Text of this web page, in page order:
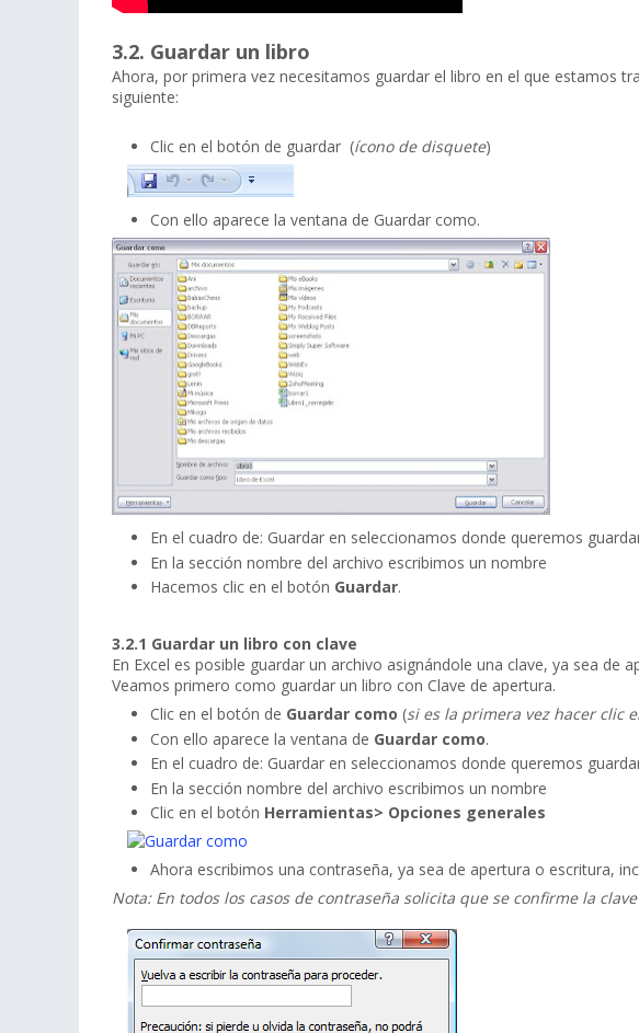
3.2. Guardar un libro
Ahora, por primera vez necesitamos guardar el libro en el que estamos
siguiente:
Clic en el botón de guardar (ícono de disquete)
Con ello aparece la ventana de Guardar como.
En el cuadro de: Guardar en seleccionamos donde queremos
En la sección nombre del archivo escribimos un nombre
Hacemos clic en el botón Guardar.
3.2.1 Guardar un libro con clave
En Excel es posible guardar un archivo asignándole una clave, ya sea de
Veamos primero como guardar un libro con Clave de apertura.
Clic en el botón de Guardar como (si es la primera vez hacer clic
Con ello aparece la ventana de Guardar como.
En el cuadro de: Guardar en seleccionamos donde queremos
En la sección nombre del archivo escribimos un nombre
Clic en el botón Herramientas> Opciones generales
Ahora escribimos una contraseña, ya sea de apertura o escritura,
Nota: En todos los casos de contraseña solicita que se confirme la clave